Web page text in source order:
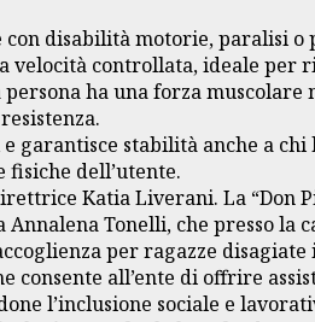
disabilità motorie, paralisi o
velocità controllata, ideale per
ha una forza muscolare
garantisce stabilità anche a chi
fisiche dell’utente.
Katia Liverani. La “Don
Tonelli, che presso la
per ragazze
all’ente di offrire
l’inclusione sociale e